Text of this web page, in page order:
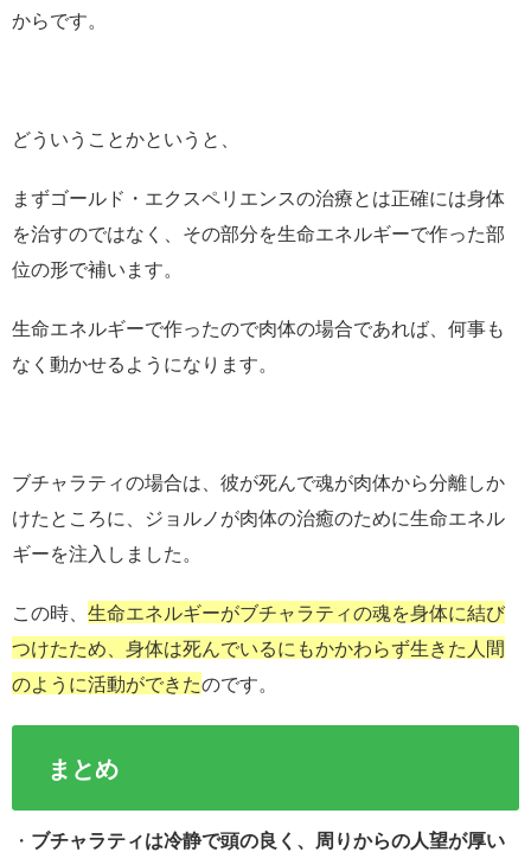
からです。
どういうことかというと、
まずゴールド・エクスペリエンスの治療とは正確には身体
を治すのではなく、その部分を生命エネルギーで作った部
位の形で補います。
生命エネルギーで作ったので肉体の場合であれば、何事も
なく動かせるようになります。
ブチャラティの場合は、彼が死んで魂が肉体から分離しか
けたところに、ジョルノが肉体の治癒のために生命エネル
ギーを注入しました。
この時、 生命エネルギーがブチャラティの魂を身体に結び
つけたため、身体は死んでいるにもかかわらず生きた人間
のように活動ができたのです。
まとめ
・ ブチャラティは冷静で頭の良く、周りからの人望が厚い